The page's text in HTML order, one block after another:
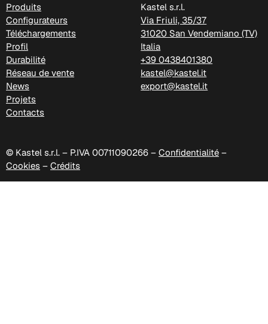
Produits
Configurateurs
Téléchargements
Profil
Durabilité
Réseau de vente
News
Projets
Contacts
Kastel s.r.l.
Via Friuli, 35/37
31020 San Vendemiano (TV)
Italia
+39 0438401380
kastel@kastel.it
export@kastel.it
© Kastel s.r.l. – P.IVA 00711090266 – Confidentialité –
Cookies – Crédits